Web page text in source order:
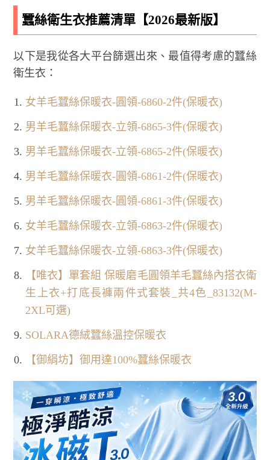
蠶絲衛生衣推薦清單【2026最新版】
以下是我從各大平台篩選出來、最值得考慮的蠶絲
衛生衣：
女羊毛蠶絲保暖衣-圓領-6860-2件(保暖衣)
男羊毛蠶絲保暖衣-立領-6865-3件(保暖衣)
男羊毛蠶絲保暖衣-立領-6865-2件(保暖衣)
男羊毛蠶絲保暖衣-圓領-6861-2件(保暖衣)
男羊毛蠶絲保暖衣-圓領-6861-3件(保暖衣)
女羊毛蠶絲保暖衣-立領-6863-2件(保暖衣)
女羊毛蠶絲保暖衣-立領-6863-3件(保暖衣)
【唯衣】單套組 保暖磨毛圓領羊毛蠶絲內搭衣衛
生上衣+打底長褲兩件式套裝_共4色_83132(M-
2XL可選)
SOLARA德絨蠶絲溫控保暖衣
【御絹坊】御用達100%蠶絲保暖衣